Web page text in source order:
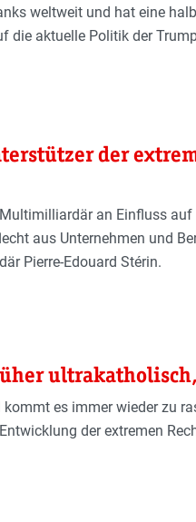
weltweit und hat eine
die aktuelle Politik der
der
an Einfluss auf
aus Unternehmen und
Pierre-Edouard Stérin.
es immer wieder zu
der extremen